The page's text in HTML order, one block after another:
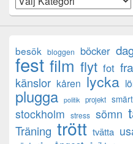
besök bloggen böcker
fest film flyt fot
känslor kåren lycka
plugga politik projekt
stockholm stress sömn
Träning trött tvätta